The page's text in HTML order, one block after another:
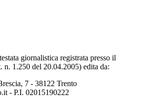
giornalistica registrata presso il
n. 1.250 del 20.04.2005) edita da:
7 - 38122 Trento
- P.I. 02015190222